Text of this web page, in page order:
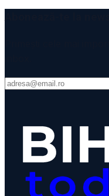
VIDEO